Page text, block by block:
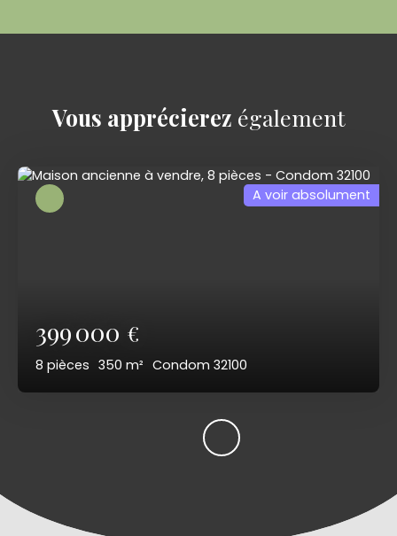
Vous apprécierez également
399 000 €
8 pièces 350 m² Condom 32100
A voir absolument